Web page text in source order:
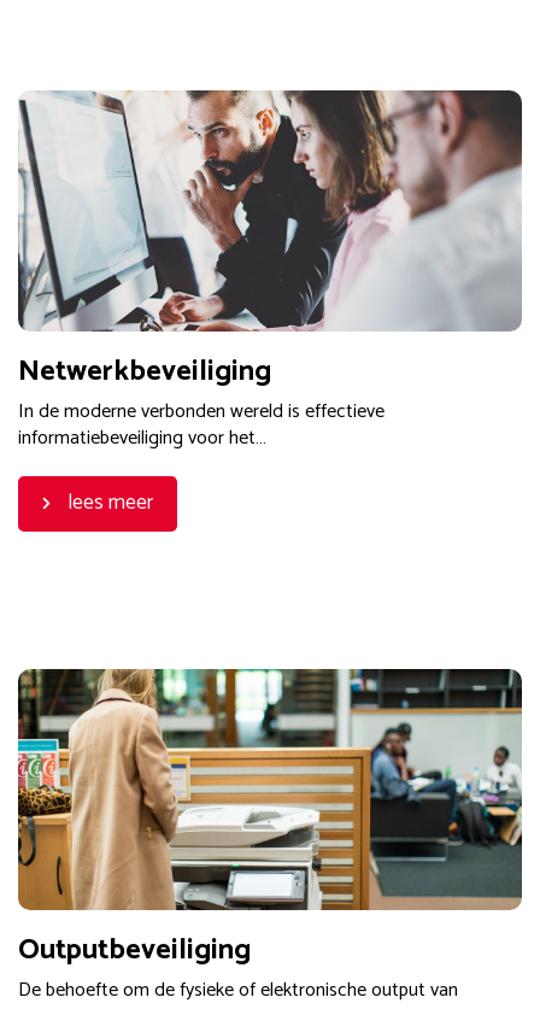
Netwerkbeveiliging
In de moderne verbonden wereld is effectieve
informatiebeveiliging voor het…
lees meer
Outputbeveiliging
De behoefte om de fysieke of elektronische output van